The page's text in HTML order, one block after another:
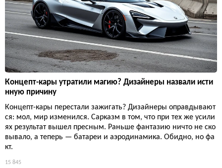
Концепт-кары утратили магию? Дизайнеры назвали исти
нную причину
Концепт-кары перестали зажигать? Дизайнеры оправдывают
ся: мол, мир изменился. Сарказм в том, что при тех же усили
ях результат вышел пресным. Раньше фантазию ничто не ско
вывало, а теперь — батареи и аэродинамика. Обидно, но фа
кт.
15 845